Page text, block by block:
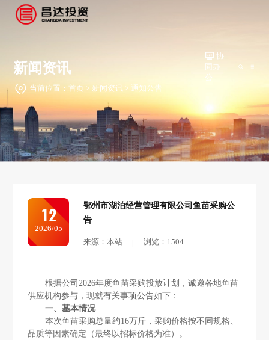
协
同办
公
新闻资讯
当前位置： 首页 > 新闻资讯> 通知公告
12
2026/05
鄂州市湖泊经营管理有限公司鱼苗采购公
告
来源：本站 浏览：1504
根据公司 2026年度鱼苗采购投放计划，诚邀各地鱼苗
供应机构参与，现就有关事项公告如下：
一、基本情况
本次鱼苗采购总量约16万斤 ，采购价格按不同规格、
品质等因素确定（最终以招标价格为准）。